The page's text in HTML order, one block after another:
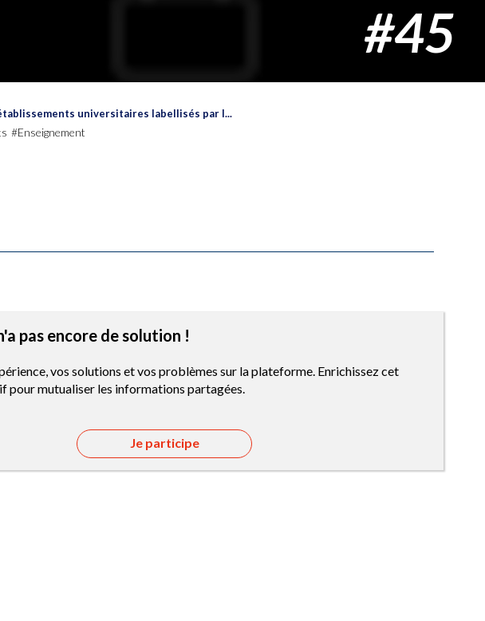
#45
universitaires labellisés par l...
#Enseignement
pas encore de solution !
vos solutions et vos problèmes sur la plateforme. Enrichissez cet
pour mutualiser les informations partagées.
Je participe